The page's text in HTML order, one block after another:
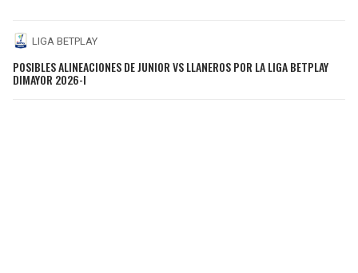
LIGA BETPLAY
POSIBLES ALINEACIONES DE JUNIOR VS LLANEROS POR LA LIGA BETPLAY
DIMAYOR 2026-I